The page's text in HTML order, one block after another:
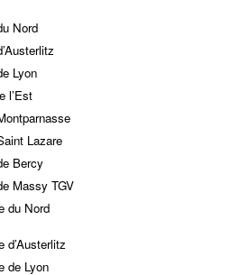
Nord
Lyon
l’Est
Lazare
Bercy
Massy TGV
du Nord
d’Austerlitz
de Lyon